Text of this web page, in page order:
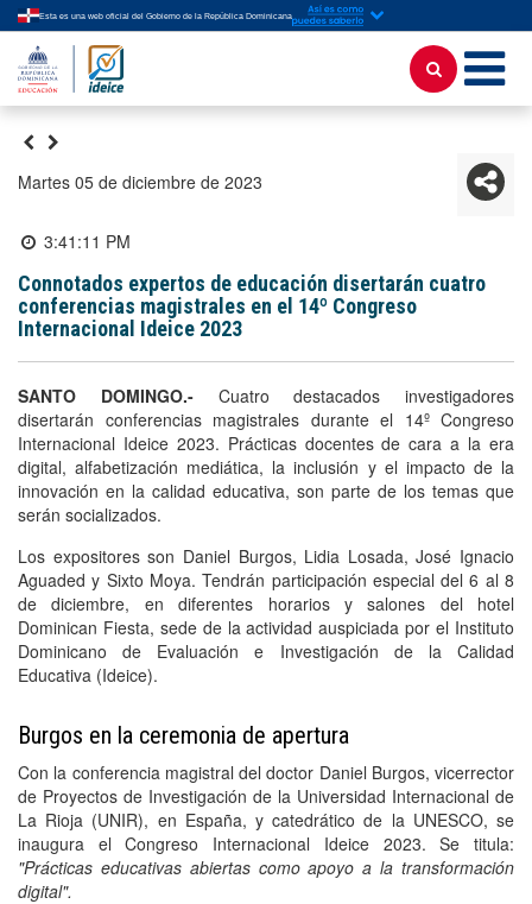
Esta es una web oficial del Gobierno de la República Dominicana
martes 05 de diciembre de 2023
3:41:11 PM
Connotados expertos de educación disertarán cuatro
conferencias magistrales en el 14º Congreso
Internacional Ideice 2023
SANTO DOMINGO.-Cuatro destacados investigadores
disertarán conferencias magistrales durante el 14º Congreso
Internacional Ideice 2023. Prácticas docentes de cara a la era
digital, alfabetización mediática, la inclusión y el impacto de la
innovación en la calidad educativa, son parte de los temas que
serán socializados.
Los expositores son Daniel Burgos, Lidia Losada, José Ignacio
Aguaded y Sixto Moya. Tendrán participación especial del 6 al 8
de diciembre, en diferentes horarios y salones del hotel
Dominican Fiesta, sede de la actividad auspiciada por el Instituto
Dominicano de Evaluación e Investigación de la Calidad
Educativa (Ideice).
Burgos en la ceremonia de apertura
Con la conferencia magistral del doctor Daniel Burgos, vicerrector
de Proyectos de Investigación de la Universidad Internacional de
La Rioja (UNIR), en España, y catedrático de la UNESCO, se
inaugura el Congreso Internacional Ideice 2023. Se titula:
"Prácticas educativas abiertas como apoyo a la transformación
digital".